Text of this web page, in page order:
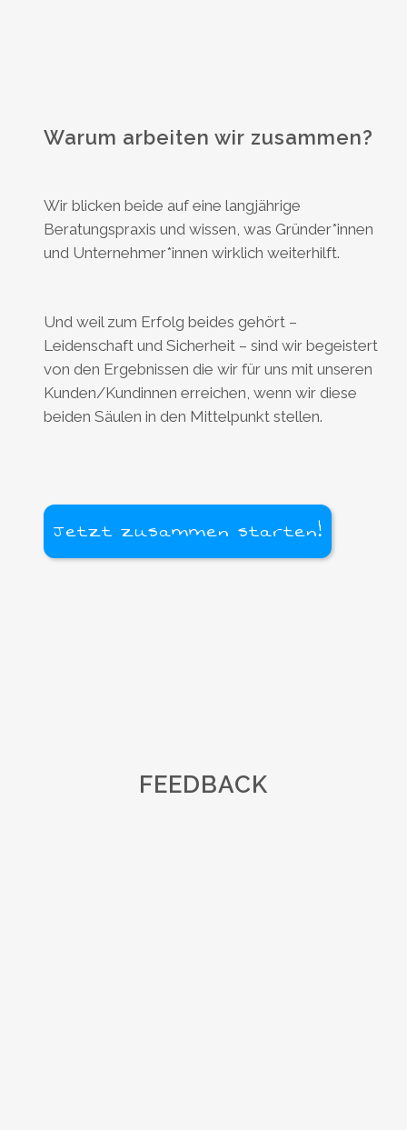
Warum arbeiten wir zusammen?
Wir blicken beide auf eine langjährige
Beratungspraxis und wissen, was Gründer*innen
und Unternehmer*innen wirklich weiterhilft.
Und weil zum Erfolg beides gehört –
Leidenschaft und Sicherheit – sind wir begeistert
von den Ergebnissen die wir für uns mit unseren
Kunden/Kundinnen erreichen, wenn wir diese
beiden Säulen in den Mittelpunkt stellen.
Jetzt zusammen starten!
FEEDBACK